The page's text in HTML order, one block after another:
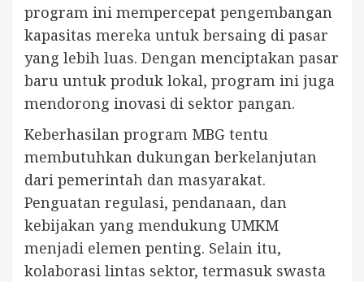
program ini mempercepat pengembangan
kapasitas mereka untuk bersaing di pasar
yang lebih luas. Dengan menciptakan pasar
baru untuk produk lokal, program ini juga
mendorong inovasi di sektor pangan.
Keberhasilan program MBG tentu
membutuhkan dukungan berkelanjutan
dari pemerintah dan masyarakat.
Penguatan regulasi, pendanaan, dan
kebijakan yang mendukung UMKM
menjadi elemen penting. Selain itu,
kolaborasi lintas sektor, termasuk swasta